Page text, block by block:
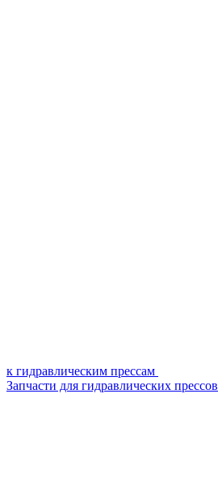
к гидравлическим прессам
Запчасти для гидравлических прессов